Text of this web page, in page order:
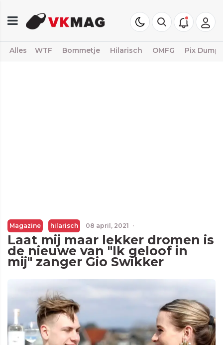
Alles WTF Bommetje Hilarisch OMFG Pix Dump
Magazine hilarisch 08 april, 2021 ·
Laat mij maar lekker dromen is
de nieuwe van "Ik geloof in
mij" zanger Gio Swikker